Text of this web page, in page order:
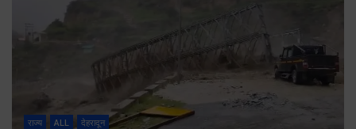
राज्य ALL देहरादून